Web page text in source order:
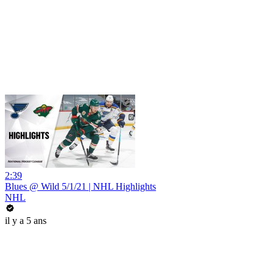
2:39
Blues @ Wild 5/1/21 | NHL Highlights
NHL
il y a 5 ans